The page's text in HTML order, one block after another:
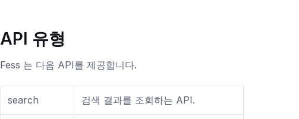
API 유형
Fess 는 다음 API를 제공합니다.
search 검색 결과를 조회하는 API.